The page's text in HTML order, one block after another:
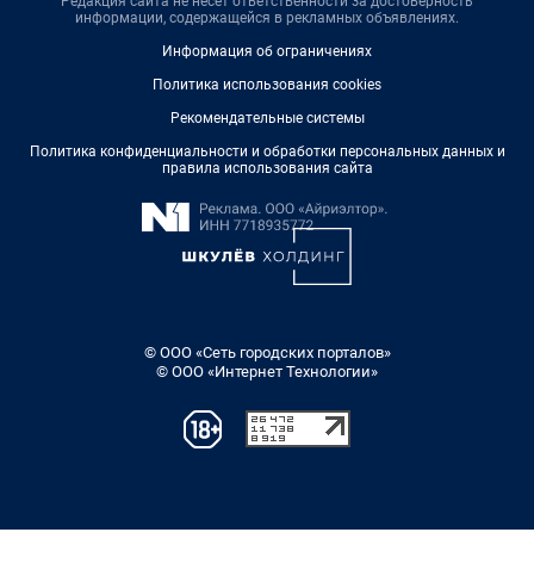
информации, содержащейся в рекламных объявлениях.
Информация об ограничениях
Политика использования cookies
Рекомендательные системы
Политика конфиденциальности и обработки персональных данных и
правила использования сайта
© ООО «Сеть городских порталов»
© ООО «Интернет Технологии»